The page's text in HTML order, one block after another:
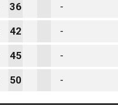
36 -
42 -
45 -
50 -